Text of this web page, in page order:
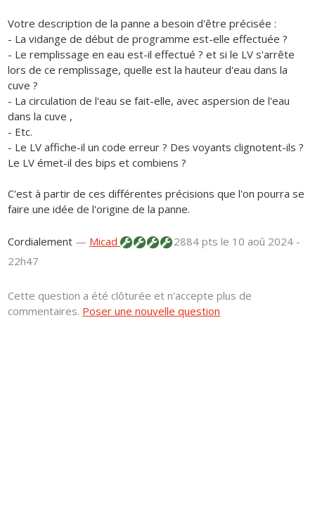
Votre description de la panne a besoin d'être précisée :
- La vidange de début de programme est-elle effectuée ?
- Le remplissage en eau est-il effectué ? et si le LV s'arrête
lors de ce remplissage, quelle est la hauteur d'eau dans la
cuve ?
- La circulation de l'eau se fait-elle, avec aspersion de l'eau
dans la cuve ,
- Etc.
- Le LV affiche-il un code erreur ? Des voyants clignotent-ils ?
Le LV émet-il des bips et combiens ?
C'est à partir de ces différentes précisions que l'on pourra se
faire une idée de l'origine de la panne.
Cordialement — Micad 2884 ptsle 10 aoû 2024 -
22h47
Cette question a été clôturée et n'accepte plus de
commentaires. Poser une nouvelle question